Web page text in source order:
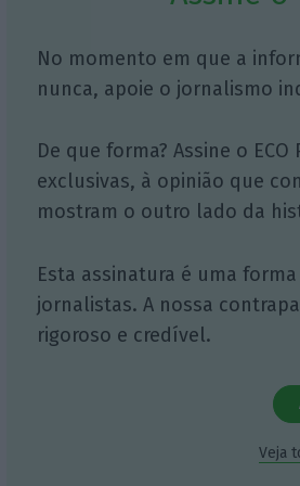
No momento em que a
nunca, apoie o jornalismo
De que forma? Assine o
exclusivas, à opinião que
mostram o outro lado da
Esta assinatura é uma
jornalistas. A nossa
rigoroso e credível.
Veja